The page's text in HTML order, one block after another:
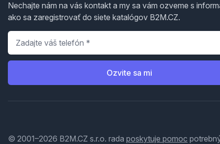
Nechajte nám na vás kontakt a my sa vám ozveme s
ako sa zaregistrovať do siete katalógov B2M.CZ.
Telefón
Ozvite sa mi
© 2001–2026 B2M.CZ s.r.o. rada poskytuje pomoc